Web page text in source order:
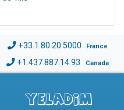
+33.1.80.20.5000 France
+1.437.887.14.93 Canada